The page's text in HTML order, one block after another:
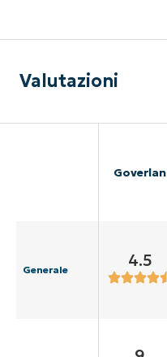
Valutazioni
Goverlan
Generale 4.5